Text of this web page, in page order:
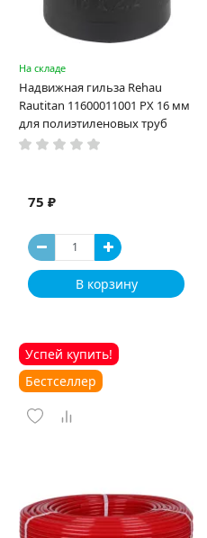
На складе
Надвижная гильза Rehau
Rautitan 11600011001 PX 16 мм
для полиэтиленовых труб
75 ₽
В корзину
Успей купить!
Бестселлер